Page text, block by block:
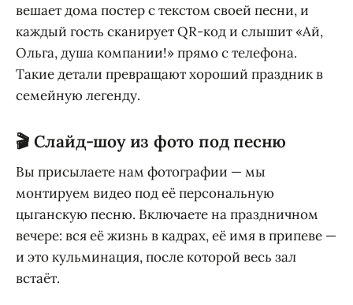
вешает дома постер с текстом своей песни, и
каждый гость сканирует QR-код и слышит «Ай,
Ольга, душа компании!» прямо с телефона.
Такие детали превращают хороший праздник в
семейную легенду.
🎬 Слайд-шоу из фото под песню
Вы присылаете нам фотографии — мы
монтируем видео под её персональную
цыганскую песню. Включаете на праздничном
вечере: вся её жизнь в кадрах, её имя в припеве —
и это кульминация, после которой весь зал
встаёт.